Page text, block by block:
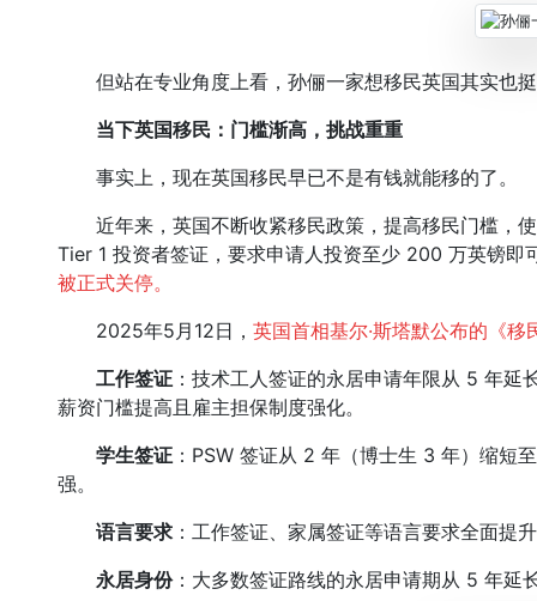
但站在专业角度上看，孙俪一家想移民英国其实也
当下英国移民：门槛渐高，挑战重重
事实上，现在英国移民早已不是有钱就能移的了。
近年来，英国不断收紧移民政策，提高移民门槛，
Tier 1 投资者签证，要求申请人投资至少 200 万英镑即
被正式关停。
2025年5月12日， 英国首相基尔·斯塔默公布的《
工作签证 ：技术工人签证的永居申请年限从 5 年
薪资门槛提高且雇主担保制度强化。
学生签证 ：PSW 签证从 2 年（博士生 3 年）缩短
强。
语言要求 ：工作签证、家属签证等语言要求全面提
永居身份：大多数签证路线的永居申请期从 5 年延